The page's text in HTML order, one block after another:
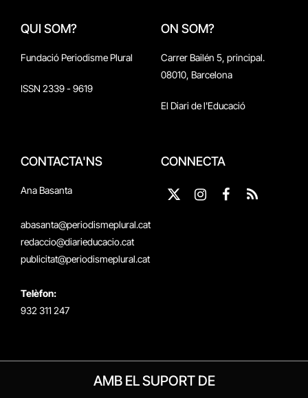
QUI SOM?
Fundació Periodisme Plural
ISSN 2339 - 9619
ON SOM?
Carrer Bailén 5, principal.
08010, Barcelona
El Diari de l'Educació
CONTACTA'NS
Ana Basanta
abasanta@periodismeplural.cat
redaccio@diarieducacio.cat
publicitat@periodismeplural.cat
Telèfon:
932 311 247
CONNECTA
X
Instagram
Facebook
RSS
AMB EL SUPORT DE